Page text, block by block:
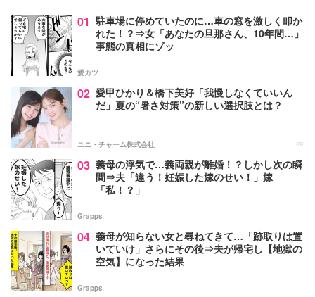
01 駐車場に停めていたのに…車の窓を激しく叩か
れた！？⇒女「あなたの旦那さん、10年間…」
事態の真相にゾッ
愛カツ
02 愛甲ひかり＆橋下美好「我慢しなくていいん
だ」夏の“暑さ対策”の新しい選択肢とは？
ユニ・チャーム株式会社 PR
03 義母の浮気で…義両親が離婚！？しかし次の瞬
間⇒夫「違う！妊娠した嫁のせい！」嫁
「私！？」
Grapps
04 義母が知らない女と尋ねてきて…「跡取りは置
いていけ」さらにその後⇒夫が帰宅し【地獄の
空気】になった結果
Grapps